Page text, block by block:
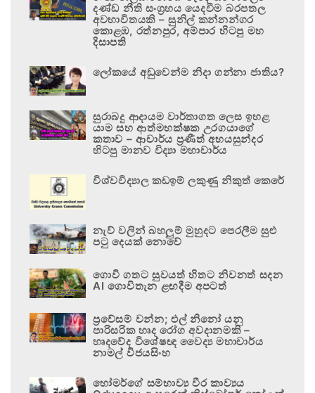
දණ්ඩ නීති සංග්‍රහය යෙදවීම බරපතල
අවභාවිතයකි – සුනිල් කන්නන්ගර
කොළඹ, රත්නපුර, අම්පාර හිටපු මහ
දිසාපති
ලෝකයේ අඩුවෙන්ම නිදා ගන්නා ජාතිය?
සුරාබදු ආදායම වාර්තාගත ලෙස ඉහළ
යාම සහ ආත්මභක්ෂක උරගයාගේ
කතාව – ආචාර්ය ප්‍රණීත් අභයසුන්දර
හිටපු මානව විද්‍යා මහාචාර්ය
විශ්වවිද්‍යාල කඩඉම් ලකුණු නිකුත් කෙරේ
නැව් වලින් බහලුම් මුහුදට පෙරලීම සුළු
පටු දෙයක් නොවේ
ගොවි ගතට සුවයත් හිතට නිවනත් සදන
AI ගොවිතැන ළඟදීම අපටත්
ප්‍රවේසම් වන්න; එල් නිනෝ යනු
පාරිසරික හෘද රෝග අවදානමකි –
හෘදවේද විශේෂඥ වෛද්‍ය මහාචාර්ය
නාමල් විජයසිංහ
හෝමර්ගේ සම්භාව්‍ය වීර කාව්‍යය